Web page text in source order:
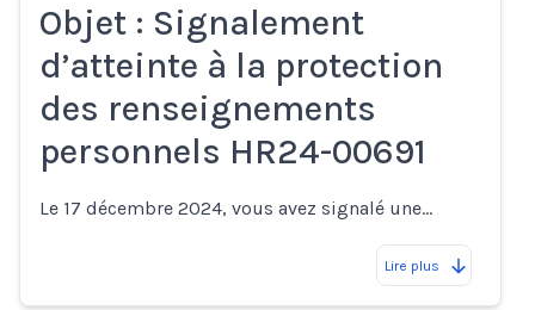
Objet : Signalement
d’atteinte à la protection
des renseignements
personnels HR24-00691
Le 17 décembre 2024, vous avez signalé une…
Lire plus